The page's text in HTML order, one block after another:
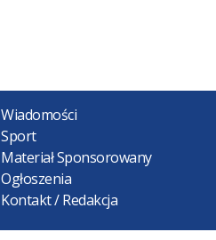
Wiadomości
Sport
Materiał Sponsorowany
Ogłoszenia
Kontakt / Redakcja